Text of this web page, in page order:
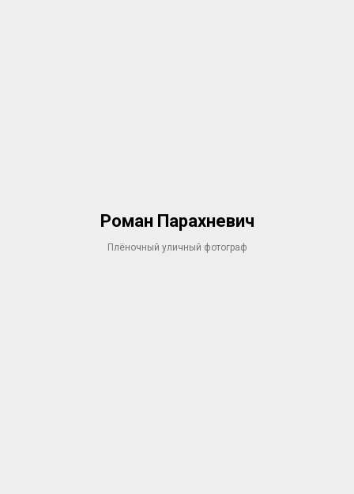
Роман Парахневич
Плёночный уличный фотограф